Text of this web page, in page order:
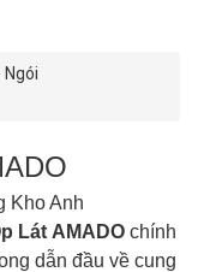
Ngói
Kho Anh
Lát AMADO chính
dẫn đầu về cung